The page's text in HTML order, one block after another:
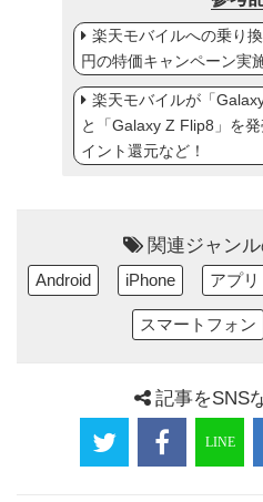
楽天モバイルへの乗り
円の特価キャンペーン実
楽天モバイルが「
と「Galaxy Z Flip8」を
イント還元など！
関連ジャン
Android iPhone アプリ
スマートフォン
記事をSNS